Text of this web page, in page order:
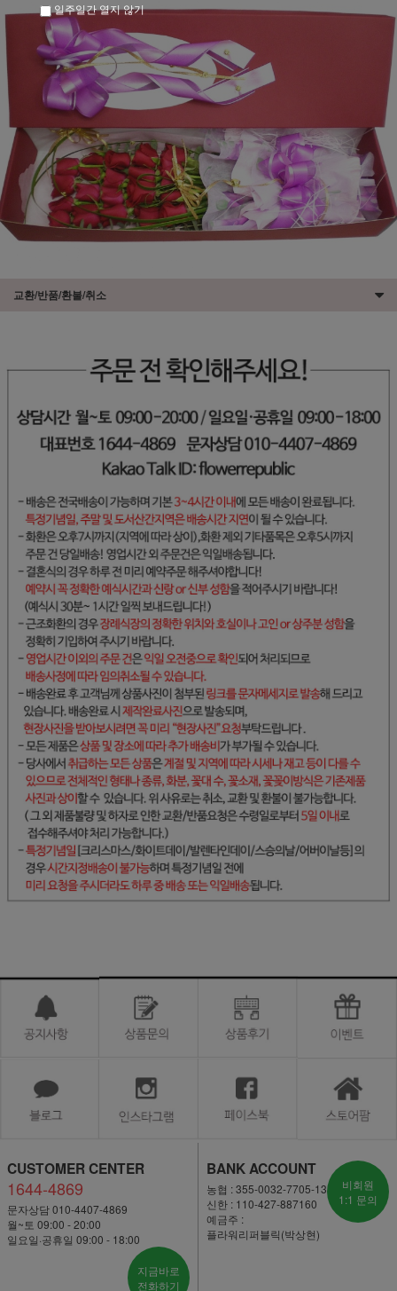
교환/반품/환불/취소
CUSTOMER CENTER
1644-4869
문자상담 010-4407-4869
월~토 09:00 - 20:00
일요일·공휴일 09:00 - 18:00
지금바로
전화하기
BANK ACCOUNT
농협 : 355-0032-7705-13
신한 : 110-427-887160
예금주 :
플라워리퍼블릭(박상현)
비회원
1:1 문의
일주일간 열지 않기